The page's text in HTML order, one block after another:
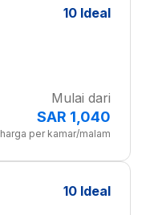
10 Ideal
Mulai dari
SAR 1,040
harga per kamar/malam
10 Ideal